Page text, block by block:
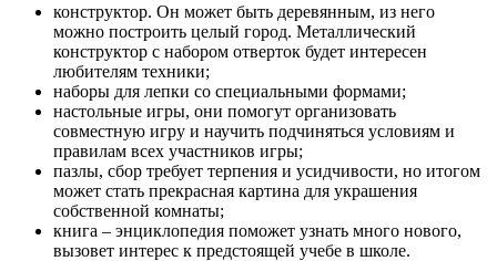
конструктор. Он может быть деревянным, из него
можно построить целый город. Металлический
конструктор с набором отверток будет интересен
любителям техники;
наборы для лепки со специальными формами;
настольные игры, они помогут организовать
совместную игру и научить подчиняться условиям и
правилам всех участников игры;
пазлы, сбор требует терпения и усидчивости, но итогом
может стать прекрасная картина для украшения
собственной комнаты;
книга – энциклопедия поможет узнать много нового,
вызовет интерес к предстоящей учебе в школе.